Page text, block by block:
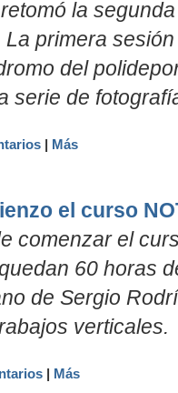
la
La primera
del
serie de
| Más
el curso
comenzar el
60 horas
de Sergio
verticales.
| Más